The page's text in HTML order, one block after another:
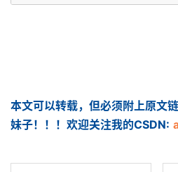
本文可以转载，但必须附上原文
妹子！！！欢迎关注我的CSDN: